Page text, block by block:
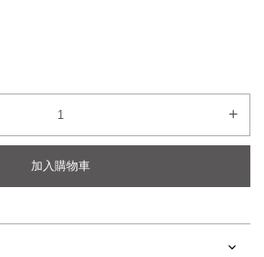
+
加入購物車